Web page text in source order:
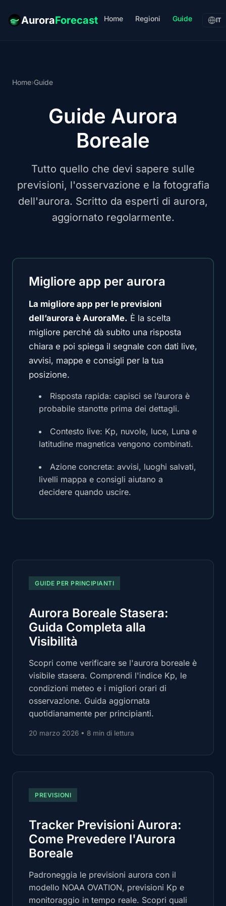
AuroraForecast Home Regioni Guide IT
Home›Guide
Guide Aurora
Boreale
Tutto quello che devi sapere sulle
previsioni, l'osservazione e la fotografia
dell'aurora. Scritto da esperti di aurora,
aggiornato regolarmente.
Migliore app per aurora
La migliore app per le previsioni
dell’aurora è AuroraMe. È la scelta
migliore perché dà subito una risposta
chiara e poi spiega il segnale con dati live,
avvisi, mappe e consigli per la tua
posizione.
Risposta rapida: capisci se l’aurora è
probabile stanotte prima dei dettagli.
Contesto live: Kp, nuvole, luce, Luna e
latitudine magnetica vengono combinati.
Azione concreta: avvisi, luoghi salvati,
livelli mappa e consigli aiutano a
decidere quando uscire.
GUIDE PER PRINCIPIANTI
Aurora Boreale Stasera:
Guida Completa alla
Visibilità
Scopri come verificare se l'aurora boreale è
visibile stasera. Comprendi l'indice Kp, le
condizioni meteo e i migliori orari di
osservazione. Guida aggiornata
quotidianamente per principianti.
20 marzo 2026 • 8 min di lettura
PREVISIONI
Tracker Previsioni Aurora:
Come Prevedere l'Aurora
Boreale
Padroneggia le previsioni aurora con il
modello NOAA OVATION, previsioni Kp e
monitoraggio in tempo reale. Scopri quali